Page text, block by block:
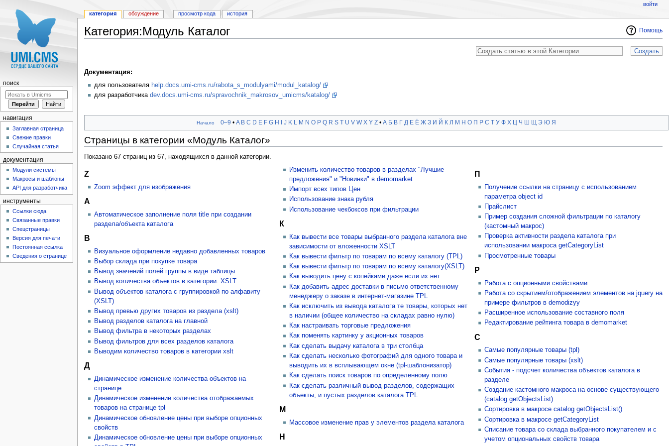
Помощь
Категория:Модуль Каталог
Документация:
для пользователя help.docs.umi-cms.ru/rabota_s_modulyami/modul_katalog/
для разработчика dev.docs.umi-cms.ru/spravochnik_makrosov_umicms/katalog/
Начало 0–9 • A B C D E F G H J K L M N O P Q R S T U V W X Y Z• А Б В Г Д Е Ё Ж З И Й К Л М Н О П Р С Т У Ф Х Ц Ч Ш Щ Э Ю Я
Страницы в категории «Модуль Каталог»
Показано 67 страниц из 67, находящихся в данной категории.
Z
Zoom эффект для изображения
А
Автоматическое заполнение поля title при создании
раздела/объекта каталога
В
Визуальное оформление недавно добавленных товаров
Выбор склада при покупке товара
Вывод значений полей группы в виде таблицы
Вывод количества объектов в категории. XSLT
Вывод объектов каталога с группировкой по алфавиту
(XSLT)
Вывод превью других товаров из раздела (xslt)
Вывод разделов каталога на главной
Вывод фильтра в некоторых разделах
Вывод фильтров для всех разделов каталога
Выводим количество товаров в категории xslt
Д
Динамическое изменение количества объектов на
странице
Динамическое изменение количества отображаемых
товаров на странице tpl
Динамическое обновление цены при выборе опционных
свойств
Динамическое обновление цены при выборе опционных
Изменить количество товаров в разделах "Лучшие
предложения" и "Новинки" в demomarket
Импорт всех типов Цен
Использование знака рубля
Использование чекбоксов при фильтрации
К
Как вывести все товары выбранного раздела каталога вне
зависимости от вложенности XSLT
Как вывести фильтр по товарам по всему каталогу (TPL)
Как вывести фильтр по товарам по всему каталогу(XSLT)
Как выводить цену с копейками даже если их нет
Как добавить адрес доставки в письмо ответственному
менеджеру о заказе в интернет-магазине TPL
Как исключить из вывода каталога те товары, которых нет
в наличии (общее количество на складах равно нулю)
Как настраивать торговые предложения
Как поменять картинку у акционных товаров
Как сделать выдачу каталога в три столбца
Как сделать несколько фотографий для одного товара и
выводить их в всплывающем окне (tpl-шаблонизатор)
Как сделать поиск товаров по определенному полю
Как сделать различный вывод разделов, содержащих
объекты, и пустых разделов каталога TPL
М
Массовое изменение прав у элементов раздела каталога
Н
П
Получение ссылки на страницу с использованием
параметра object id
Прайслист
Пример создания сложной фильтрации по каталогу
(кастомный макрос)
Проверка активности раздела каталога при
использовании макроса getCategoryList
Просмотренные товары
Р
Работа с опционными свойствами
Работа со скрытием/отображением элементов на jquery на
примере фильтров в demodizyy
Расширенное использование составного поля
Редактирование рейтинга товара в demomarket
С
Самые популярные товары (tpl)
Самые популярные товары (xslt)
События - подсчет количества объектов каталога в
разделе
Создание кастомного макроса на основе существующего
(catalog getObjectsList)
Сортировка в макросе catalog getObjectsList()
Сортировка в макросе getCategoryList
Списание товара со склада выбранного покупателем и с
учетом опциональных свойств товара
категория обсуждение просмотр кода история
войти
поиск
навигация
Заглавная страница
Свежие правки
Случайная статья
документация
Модули системы
Макросы и шаблоны
API для разработчика
инструменты
Ссылки сюда
Связанные правки
Спецстраницы
Версия для печати
Постоянная ссылка
Сведения о странице